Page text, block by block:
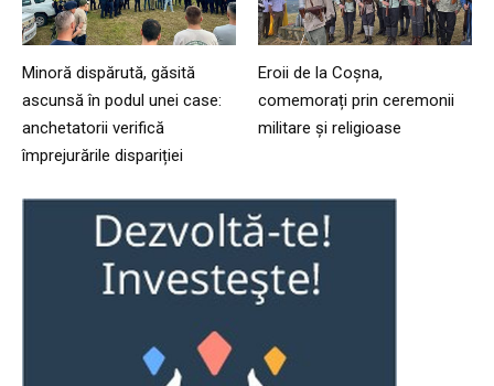
Minoră dispărută, găsită
ascunsă în podul unei case:
anchetatorii verifică
împrejurările dispariției
Eroii de la Coșna,
comemorați prin ceremonii
militare și religioase